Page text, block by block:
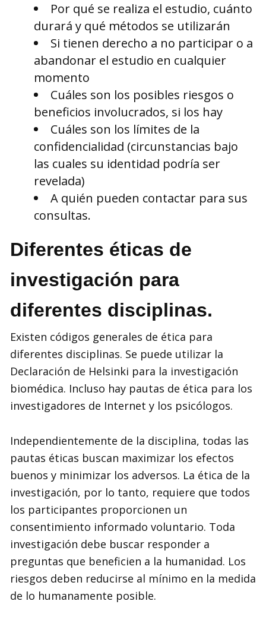
Por qué se realiza el estudio, cuánto
durará y qué métodos se utilizarán
Si tienen derecho a no participar o a
abandonar el estudio en cualquier
momento
Cuáles son los posibles riesgos o
beneficios involucrados, si los hay
Cuáles son los límites de la
confidencialidad (circunstancias bajo
las cuales su identidad podría ser
revelada)
A quién pueden contactar para sus
consultas.
Diferentes éticas de
investigación para
diferentes disciplinas.
Existen códigos generales de ética para
diferentes disciplinas. Se puede utilizar la
Declaración de Helsinki para la investigación
biomédica. Incluso hay pautas de ética para los
investigadores de Internet y los psicólogos.
Independientemente de la disciplina, todas las
pautas éticas buscan maximizar los efectos
buenos y minimizar los adversos. La ética de la
investigación, por lo tanto, requiere que todos
los participantes proporcionen un
consentimiento informado voluntario. Toda
investigación debe buscar responder a
preguntas que beneficien a la humanidad. Los
riesgos deben reducirse al mínimo en la medida
de lo humanamente posible.